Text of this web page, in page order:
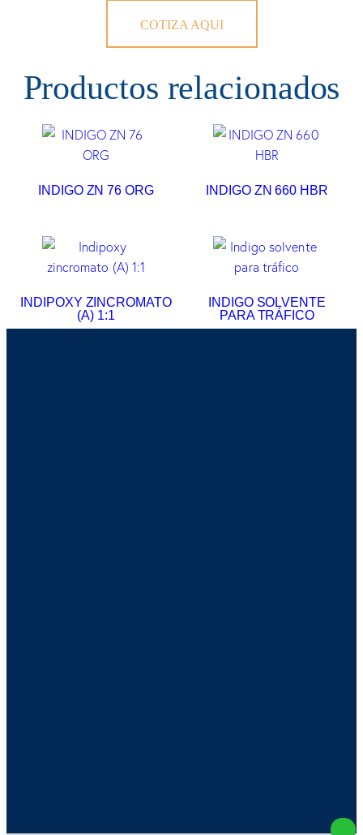
COTIZA AQUI
Productos relacionados
INDIGO ZN 76 ORG INDIGO ZN 660 HBR
INDIPOXY ZINCROMATO
(A) 1:1
INDIGO SOLVENTE
PARA TRÁFICO